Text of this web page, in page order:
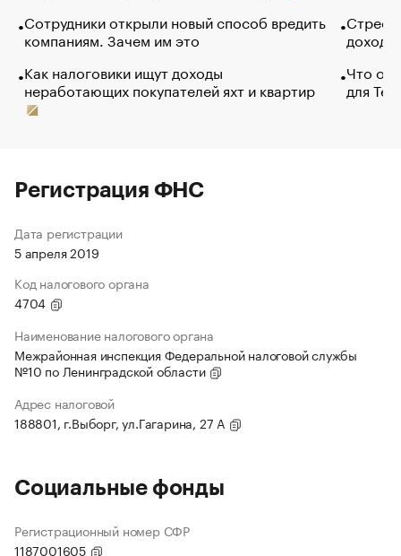
Сотрудники открыли новый способ вредить
компаниям. Зачем им это
Как налоговики ищут доходы
неработающих покупателей яхт и квартир
Что
для
Регистрация ФНС
Дата регистрации
5 апреля 2019
Код налогового органа
4704
Наименование налогового органа
Межрайонная инспекция Федеральной налоговой службы
№10 по Ленинградской области
Адрес налоговой
188801, г.Выборг, ул.Гагарина, 27 А
Социальные фонды
Регистрационный номер СФР
1187001605